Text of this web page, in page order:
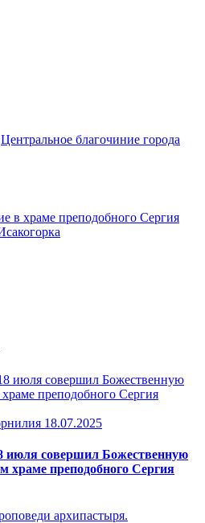
Центральное благочиние города
в храме преподобного Сергия
18.07.2025
июля совершил Божественную
храме преподобного Сергия
архипастыря.